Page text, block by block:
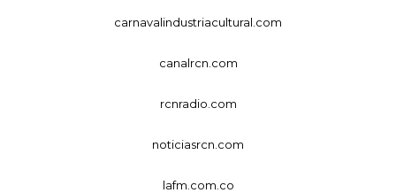
carnavalindustriacultural.com
canalrcn.com
rcnradio.com
noticiasrcn.com
lafm.com.co